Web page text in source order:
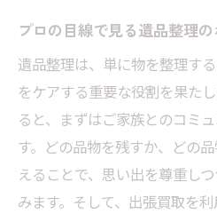
プロの目線で見る遺品整理
遺品整理は、単に物を整理す
をケアする重要な役割を果た
ると、まずはご家族とのコミ
す。どの品物を残すか、どの
えることで、思い出を尊重し
みます。そして、出張買取を